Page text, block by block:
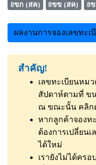
8ขก (สค) 8ขข (สค) 8
ผลงานการจองเลขทะ
สำคัญ!
เลขทะเบียนหม
สัปดาห์ตามที่ ขน
ณ ขณะนั้น คลิก
หากลูกค้าจองท
ต้องการเปลี่ยนเ
ได้ใหม่
เรายังไม่ได้ครอ